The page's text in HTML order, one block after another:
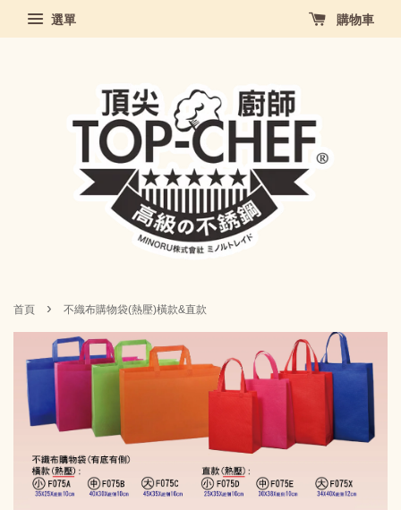
選單 購物車
首頁 › 不織布購物袋(熱壓)橫款&直款